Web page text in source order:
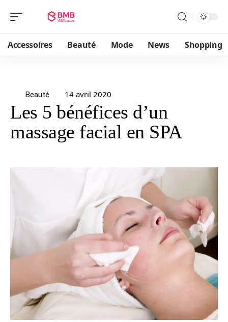
Accessoires Beauté Mode News Shopping
Beauté 14 avril 2020
Les 5 bénéfices d’un
massage facial en SPA